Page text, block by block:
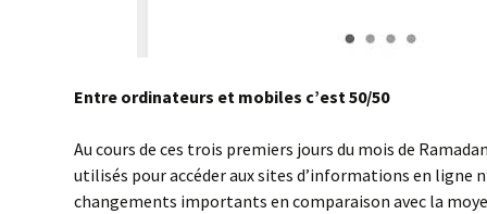
Entre ordinateurs et mobiles c’est 50/50
Au cours de ces trois premiers jours du mois de
utilisés pour accéder aux sites d’informations en ligne
changements importants en comparaison avec la